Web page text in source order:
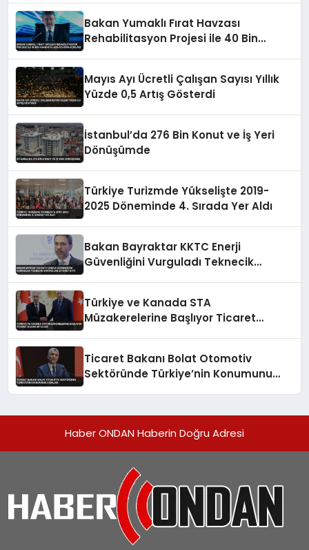
Bakan Yumaklı Fırat Havzası
Rehabilitasyon Projesi ile 40 Bin
Mayıs Ayı Ücretli Çalışan Sayısı Yıllık
Yüzde 0,5 Artış Gösterdi
İstanbul’da 276 Bin Konut ve İş Yeri
Dönüşümde
Türkiye Turizmde Yükselişte 2019-
2025 Döneminde 4. Sırada Yer Aldı
Bakan Bayraktar KKTC Enerji
Güvenliğini Vurguladı Teknecik
Türkiye ve Kanada STA
Müzakerelerine Başlıyor Ticaret
Ticaret Bakanı Bolat Otomotiv
Sektöründe Türkiye’nin Konumunu
Haber ONDAN Haberin Doğru Adresi